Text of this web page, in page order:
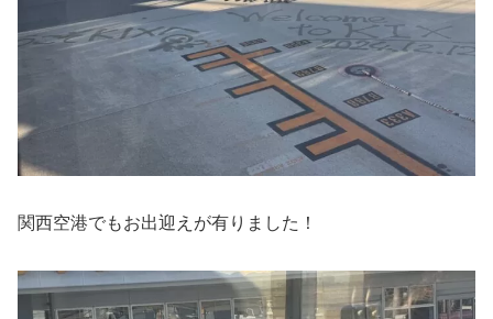
関西空港でもお出迎えが有りました！